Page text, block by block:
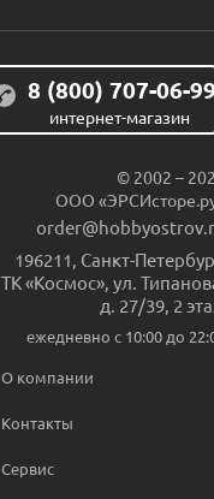
8 (800) 707-06-
интернет-магазин
© 2002 –
ООО
196211 Санкт-
ТК «Космос», ул.
д. 27/39, 2
ежедневно c 10:00 до
О компании
Контакты
Сервис